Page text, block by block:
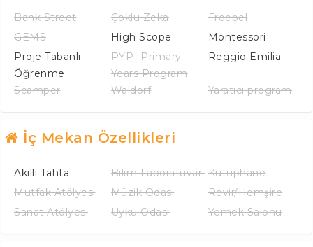
Bank Street Çoklu Zeka
Froebel
GEMS
High Scope
Montessori
Proje Tabanlı
Öğrenme
PYP -Primary
Years Program
Reggio Emilia
Scamper Waldorf Yaratıcı program
İç Mekan Özellikleri
Akıllı Tahta Bilim Laboratuvarı Kütüphane
Mutfak Atölyesi
Müzik Odası
Revir/Hemşire
Sanat Atölyesi
Uyku Odası Yemek Salonu